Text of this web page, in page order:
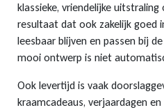
klassieke, vriendelijke
resultaat dat ook zakelijk goed
leesbaar blijven en passen bij
mooi ontwerp is niet
Ook levertijd is vaak
kraamcadeaus, verjaardagen